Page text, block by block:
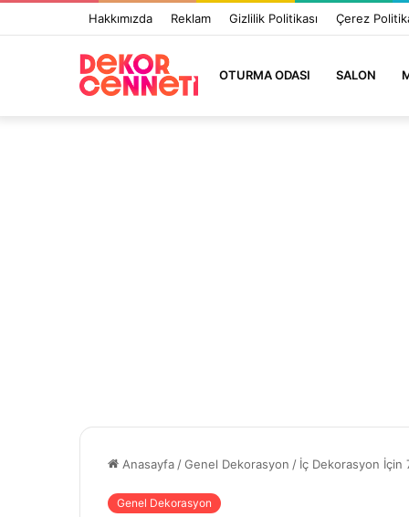
Hakkımızda Reklam Gizlilik Politikası Çerez
OTURMA ODASI SALON
Anasayfa /Genel Dekorasyon / İç Dekorasyon İçin
Genel Dekorasyon